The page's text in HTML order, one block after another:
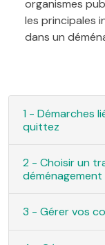
organismes
les principales
dans un
1 - Démarches
quittez
2 - Choisir un
déménagement
3 - Gérer vos